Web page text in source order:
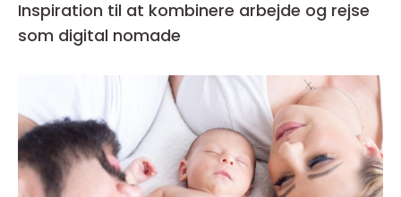
Inspiration til at kombinere arbejde og rejse
som digital nomade